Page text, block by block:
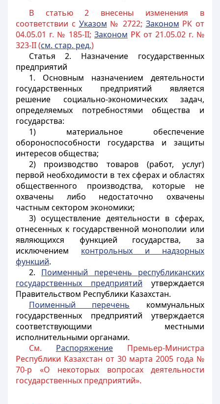
В статью 2 внесены изменения в
соответствии с Указом № 2722; Законом РК от
04.05.01 г. № 185-II; Законом РК от 21.05.02 г. №
323-II (см. стар. ред.)
Статья 2. Назначение государственных
предприятий
1. Основным назначением деятельности
государственных предприятий является
решение социально-экономических задач,
определяемых потребностями общества и
государства:
1) материальное обеспечение
обороноспособности государства и защиты
интересов общества;
2) производство товаров (работ, услуг)
первой необходимости в тех сферах и областях
общественного производства, которые не
охвачены либо недостаточно охвачены
частным сектором экономики;
3) осуществление деятельности в сферах,
отнесенных к государственной монополии или
являющихся функцией государства, за
исключением контрольных и надзорных
функций.
2. Поименный перечень республиканских
государственных предприятий утверждается
Правительством Республики Казахстан.
Поименный перечень коммунальных
государственных предприятий утверждается
соответствующими местными
исполнительными органами.
См. РаспоряжениеПремьер-Министра
Республики Казахстан от 30 марта 2005 года №
70-р «О некоторых вопросах деятельности
государственных предприятий».